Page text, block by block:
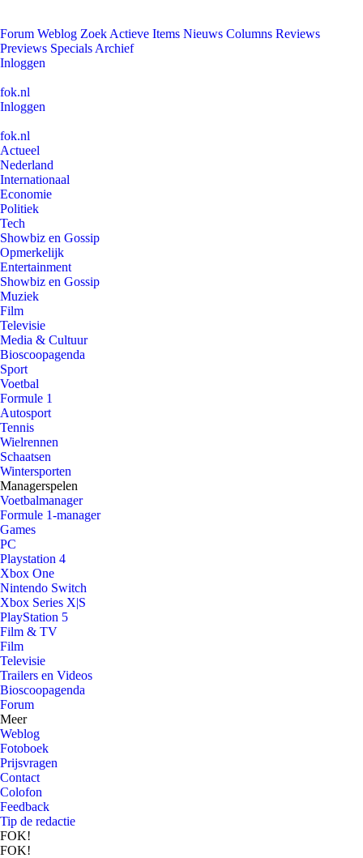
Forum Weblog Zoek Actieve Items Nieuws Columns Reviews
Previews Specials Archief
Inloggen
fok.nl
Inloggen
fok.nl
Actueel
Nederland
Internationaal
Economie
Politiek
Tech
Showbiz en Gossip
Opmerkelijk
Entertainment
Showbiz en Gossip
Muziek
Film
Televisie
Media & Cultuur
Bioscoopagenda
Sport
Voetbal
Formule 1
Autosport
Tennis
Wielrennen
Schaatsen
Wintersporten
Managerspelen
Voetbalmanager
Formule 1-manager
Games
PC
Playstation 4
Xbox One
Nintendo Switch
Xbox Series X|S
PlayStation 5
Film & TV
Film
Televisie
Trailers en Videos
Bioscoopagenda
Forum
Meer
Weblog
Fotoboek
Prijsvragen
Contact
Colofon
Feedback
Tip de redactie
FOK!
FOK!